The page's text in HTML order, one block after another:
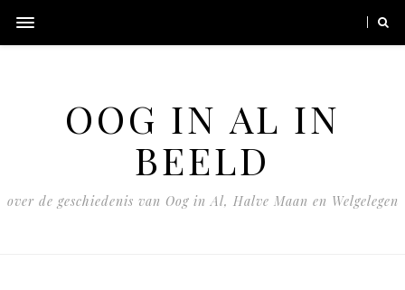
OOG IN AL IN
BEELD
over de geschiedenis van Oog in Al, Halve Maan en Welgelegen